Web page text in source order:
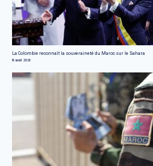
La Colombie reconnaît la souveraineté du Maroc sur le Sahara
8 août 2026